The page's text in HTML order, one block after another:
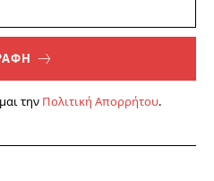
την Πολιτική Απορρήτου.